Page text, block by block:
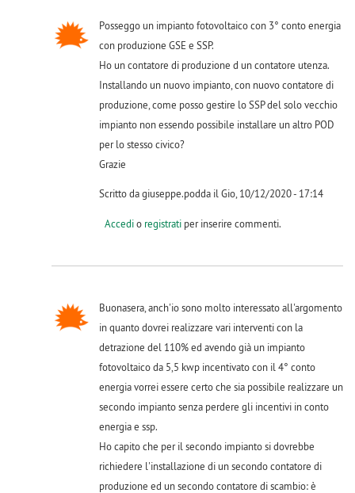
Posseggo un impianto fotovoltaico con 3° conto energia
con produzione GSE e SSP.
Ho un contatore di produzione d un contatore utenza.
Installando un nuovo impianto, con nuovo contatore di
produzione, come posso gestire lo SSP del solo vecchio
impianto non essendo possibile installare un altro POD
per lo stesso civico?
Grazie
Scritto da giuseppe.podda il Gio, 10/12/2020 - 17:14
Accedio registratiper inserire commenti.
Buonasera, anch'io sono molto interessato all'argomento
in quanto dovrei realizzare vari interventi con la
detrazione del 110% ed avendo già un impianto
fotovoltaico da 5,5 kwp incentivato con il 4° conto
energia vorrei essere certo che sia possibile realizzare un
secondo impianto senza perdere gli incentivi in conto
energia e ssp.
Ho capito che per il secondo impianto si dovrebbe
richiedere l'installazione di un secondo contatore di
produzione ed un secondo contatore di scambio: è